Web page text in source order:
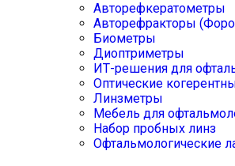
Авторефкератометры
Авторефракторы
Биометры
Диоптриметры
ИТ-решения для
Оптические
Линзметры
Мебель для
Набор пробных линз
Офтальмологические